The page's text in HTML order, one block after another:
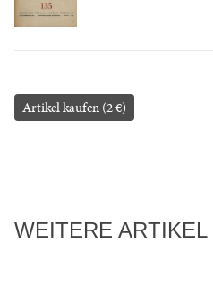
Artikel kaufen (2 €)
WEITERE